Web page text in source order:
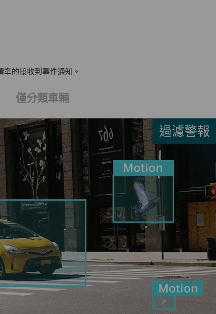
的接收到事件通知。
僅分類車輛
過濾警報